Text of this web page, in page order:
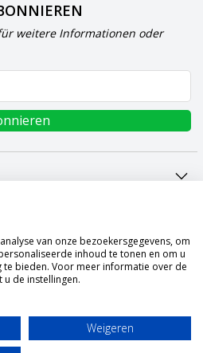
weitere Informationen oder
van onze bezoekersgegevens, om
inhoud te tonen en om u
te bieden. Voor meer informatie over de
de instellingen.
Weigeren